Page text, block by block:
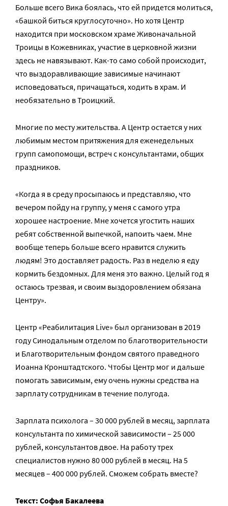
Больше всего Вика боялась, что ей придется молиться,
«башкой биться круглосуточно». Но хотя Центр
находится при московском храме Живоначальной
Троицы в Кожевниках, участие в церковной жизни
здесь не навязывают. Как-то само собой происходит,
что выздоравливающие зависимые начинают
исповедоваться, причащаться, ходить в храм. И
необязательно в Троицкий.
Многие по месту жительства. А Центр остается у них
любимым местом притяжения для еженедельных
групп самопомощи, встреч с консультантами, общих
праздников.
«Когда я в среду просыпаюсь и представляю, что
вечером пойду на группу, у меня с самого утра
хорошее настроение. Мне хочется угостить наших
ребят собственной выпечкой, напоить чаем. Мне
вообще теперь больше всего нравится служить
людям! Это доставляет радость. Раз в неделю я еду
кормить бездомных. Для меня это важно. Целый год я
остаюсь трезвая, и своим выздоровлением обязана
Центру».
Центр «Реабилитация Live» был организован в 2019
году Синодальным отделом по благотворительности
и Благотворительным фондом святого праведного
Иоанна Кронштадтского. Чтобы Центр мог и дальше
помогать зависимым, ему очень нужны средства на
зарплату сотрудникам в течение полугода.
Зарплата психолога – 30 000 рублей в месяц, зарплата
консультанта по химической зависимости – 25 000
рублей, консультантов двое. На работу трех
специалистов нужно 80 000 рублей в месяц. На 5
месяцев – 400 000 рублей. Сможем собрать вместе?
Текст: Софья Бакалеева